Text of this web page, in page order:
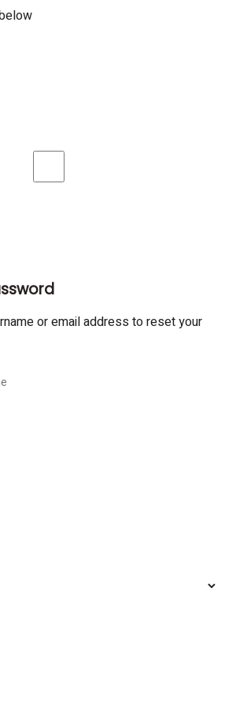
or email address to reset your